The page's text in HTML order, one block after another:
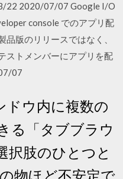
2020/07/07 Google I/O
console でのアプリ配
版のリリースではなく、
ストメンバーにアプリを配
07
ドウ内に複数の
る「タブブラウ
択肢のひとつと
物ほど不安定で